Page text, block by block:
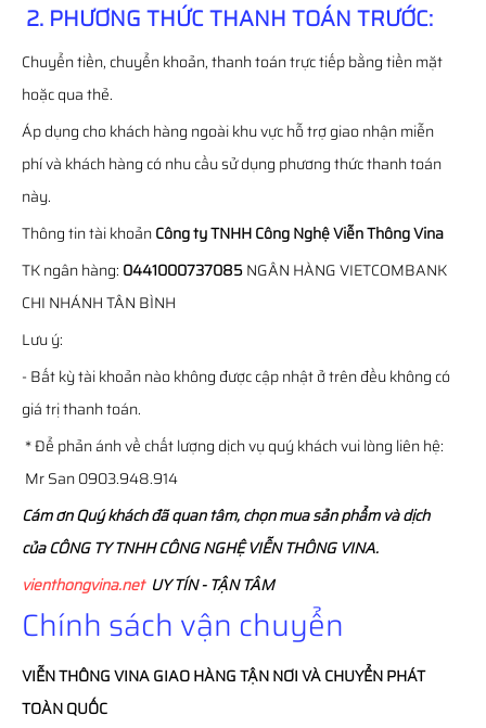
2. PHƯƠNG THỨC THANH TOÁN TRƯỚC:
Chuyển tiền, chuyển khoản, thanh toán trực tiếp bằng tiền mặt
hoặc qua thẻ.
Áp dụng cho khách hàng ngoài khu vực hỗ trợ giao nhận miễn
phí và khách hàng có nhu cầu sử dụng phương thức thanh toán
này.
Thông tin tài khoảnCông ty TNHH Công Nghệ Viễn Thông Vina
TK ngân hàng: 0441000737085NGÂN HÀNG VIETCOMBANK
CHI NHÁNH TÂN BÌNH
Lưu ý:
- Bất kỳ tài khoản nào không được cập nhật ở trên đều không có
giá trị thanh toán.
* Để phản ánh về chất lượng dịch vụ quý khách vui lòng liên hệ:
Mr San 0903.948.914
Cám ơn Quý khách đã quan tâm, chọn mua sản phẩm và dịch
của CÔNG TY TNHH CÔNG NGHỆ VIỄN THÔNG VINA.
vienthongvina.netUY TÍN - TẬN TÂM
Chính sách vận chuyển
VIỄN THÔNGVINAGIAO HÀNG TẬN NƠI VÀ CHUYỂN PHÁT
TOÀN QUỐC